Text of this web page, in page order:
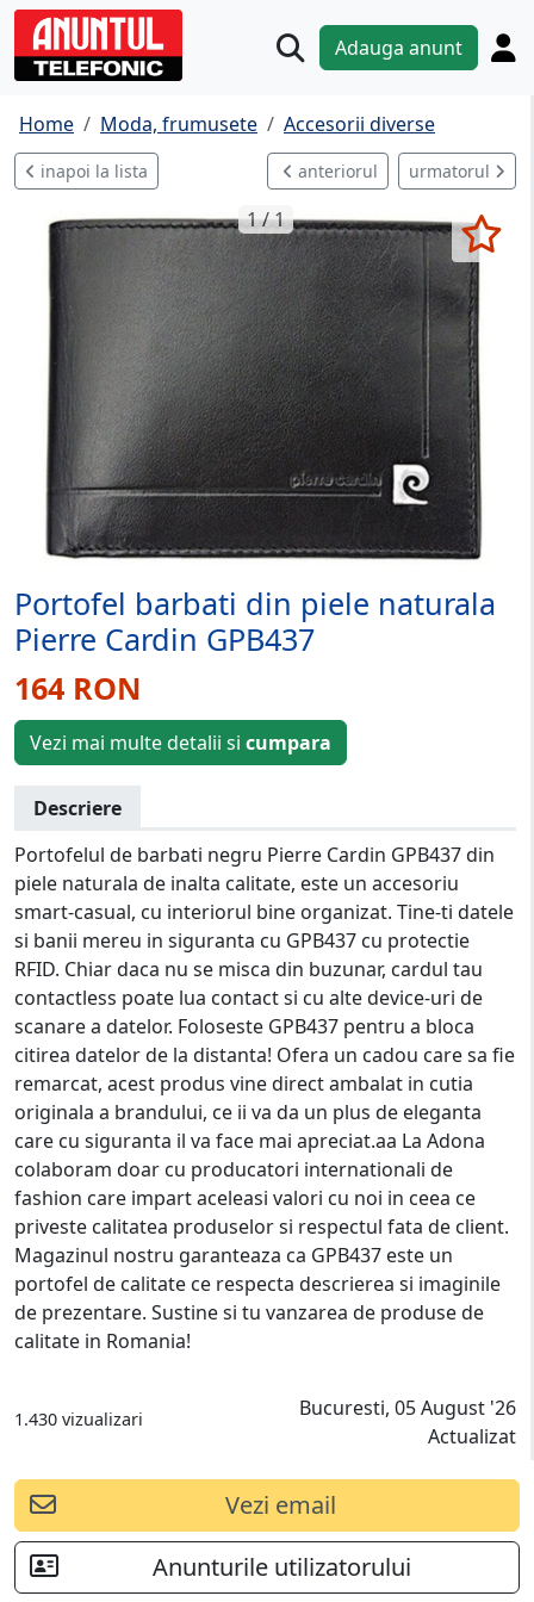
Adauga anunt
Home Moda, frumusete Accesorii diverse
inapoi la lista anteriorul urmatorul
1 / 1
Portofel barbati din piele naturala
Pierre Cardin GPB437
164 RON
Vezi mai multe detalii si cumpara
Descriere
Portofelul de barbati negru Pierre Cardin GPB437 din
piele naturala de inalta calitate, este un accesoriu
smart-casual, cu interiorul bine organizat. Tine-ti datele
si banii mereu in siguranta cu GPB437 cu protectie
RFID. Chiar daca nu se misca din buzunar, cardul tau
contactless poate lua contact si cu alte device-uri de
scanare a datelor. Foloseste GPB437 pentru a bloca
citirea datelor de la distanta! Ofera un cadou care sa fie
remarcat, acest produs vine direct ambalat in cutia
originala a brandului, ce ii va da un plus de eleganta
care cu siguranta il va face mai apreciat.aa La Adona
colaboram doar cu producatori internationali de
fashion care impart aceleasi valori cu noi in ceea ce
priveste calitatea produselor si respectul fata de client.
Magazinul nostru garanteaza ca GPB437 este un
portofel de calitate ce respecta descrierea si imaginile
de prezentare. Sustine si tu vanzarea de produse de
calitate in Romania!
1.430 vizualizari
Bucuresti, 05 August '26
Actualizat
Vezi email
Anunturile utilizatorului